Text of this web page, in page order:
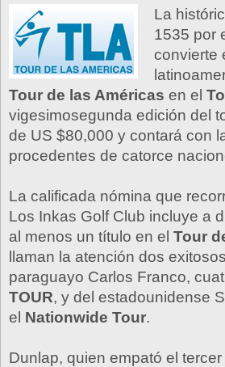
La
1535 por
convierte
Tour de las Américas en el
vigesimosegunda edición del
de US $80,000 y contará con
procedentes de catorce
La calificada nómina que
Los Inkas Golf Club incluye a
al menos un título en el Tour
llaman la atención dos
paraguayo Carlos Franco,
TOUR, y del estadounidense
el Nationwide Tour.
Dunlap, quien empató el